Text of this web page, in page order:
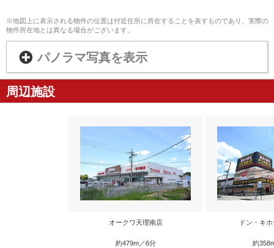
※地図上に表示される物件の位置は付近住所に所在することを表すものであり、実際の
物件所在地とは異なる場合がございます。
パノラマ写真を表示
周辺施設
オークワ天理南店
約479m／6分
ドン・キ
約